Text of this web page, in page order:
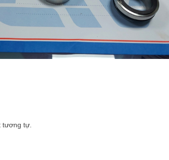
tương tự.